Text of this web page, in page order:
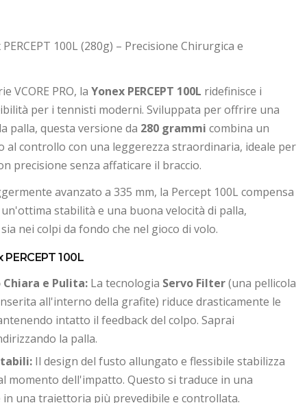
100L (280g) – Precisione Chirurgica e
VCORE PRO, la Yonex PERCEPT 100L ridefinisce i
per i tennisti moderni. Sviluppata per offrire una
palla, questa versione da 280 grammi combina un
al controllo con una leggerezza straordinaria, ideale per
precisione senza affaticare il braccio.
avanzato a 335 mm, la Percept 100L compensa
stabilità e una buona velocità di palla,
nei colpi da fondo che nel gioco di volo.
100L
e Pulita: La tecnologia Servo Filter(una pellicola
all'interno della grafite) riduce drasticamente le
intatto il feedback del colpo. Saprai
la palla.
Il design del fusto allungato e flessibile stabilizza
momento dell'impatto. Questo si traduce in una
in una traiettoria più prevedibile e controllata.